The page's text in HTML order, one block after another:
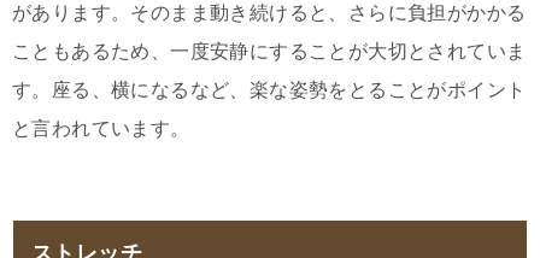
があります。そのまま動き続けると、さらに負担がかかる
こともあるため、一度安静にすることが大切とされていま
す。座る、横になるなど、楽な姿勢をとることがポイント
と言われています。
ストレッチ